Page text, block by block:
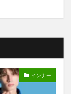
インナー